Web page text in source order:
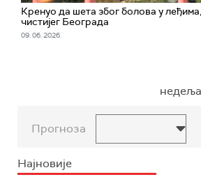
Кренуо да шета због болова у
чистијег Београда
09. 06. 2026.
Прогноза
Најновије